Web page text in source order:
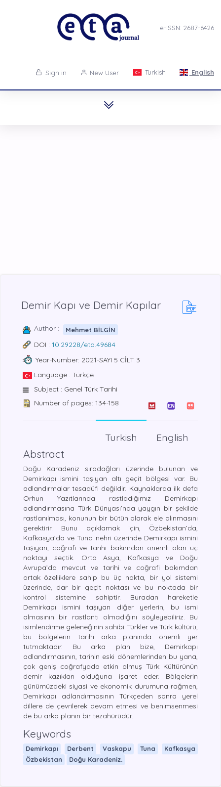
e-ISSN: 2687-6426
Sign in New User Turkish English
Demir Kapı ve Demir Kapılar
Author : Mehmet BİLGİN
DOI : 10.29228/eta.49684
Year-Number: 2021-SAYI 5 CİLT 3
Language : Türkçe
Subject : Genel Türk Tarihi
Number of pages: 134-158
English
Turkish
Abstract
Doğu Karadeniz sıradağları üzerinde bulunan ve
Demirkapı ismini taşıyan altı geçit bölgesi var. Bu
adlandırmalar tesadüfi değildir. Kaynaklarda ilk defa
Orhun Yazıtlarında rastladığımız Demirkapı
adlandırmasına Türk Dünyası’nda yaygın bir şekilde
rastlanılması, konunun bir bütün olarak ele alınmasını
gerektirir. Bunu açıklamak için, Özbekistan’da,
Kafkasya’da ve Tuna nehri üzerinde Demirkapı ismini
taşıyan, coğrafi ve tarihi bakımdan önemli olan üç
noktayı seçtik. Orta Asya, Kafkasya ve Doğu
Avrupa’da mevcut ve tarihi ve coğrafi bakımdan
ortak özelliklere sahip bu üç nokta, bir yol sistemi
üzerinde, dar bir geçit noktası ve bu noktada bir
kontrol sistemine sahiptir. Buradan hareketle
Demirkapı ismini taşıyan diğer yerlerin, bu ismi
almasının bir rastlantı olmadığını söyleyebiliriz. Bu
isimlendirme geleneğinin sahibi Türkler ve Türk kültürü,
bu bölgelerin tarihi arka planında önemli yer
tutmaktadır. Bu arka plan bize, Demirkapı
adlandırmasının, tarihin eski dönemlerinden bu yana,
çok geniş coğrafyada etkin olmuş Türk Kültürünün
demir kazıkları olduğuna işaret eder. Bölgelerin
günümüzdeki siyasi ve ekonomik durumuna rağmen,
Demirkapı adlandırmasının Türkçeden sonra yerel
dillere de çevrilerek devam etmesi ve benimsenmesi
de bu arka planın bir tezahürüdür.
Keywords
Demirkapı Derbent Vaskapu Tuna
Kafkasya
Özbekistan
Doğu Karadeniz.